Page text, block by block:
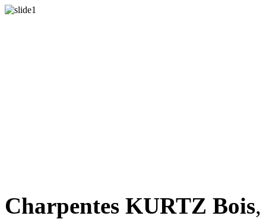
Charpentes KURTZ Bois